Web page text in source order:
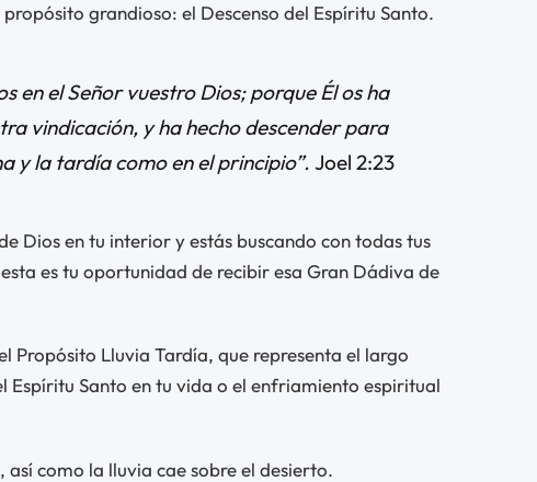
grandioso: el Descenso del Espíritu Santo.
en el Señor vuestro Dios; porque Él os ha
vindicación, y ha hecho descender para
y la tardía como en el principio”. Joel 2:23
Dios en tu interior y estás buscando con todas tus
es tu oportunidad de recibir esa Gran Dádiva de
Propósito Lluvia Tardía, que representa el largo
Espíritu Santo en tu vida o el enfriamiento espiritual
así como la lluvia cae sobre el desierto.